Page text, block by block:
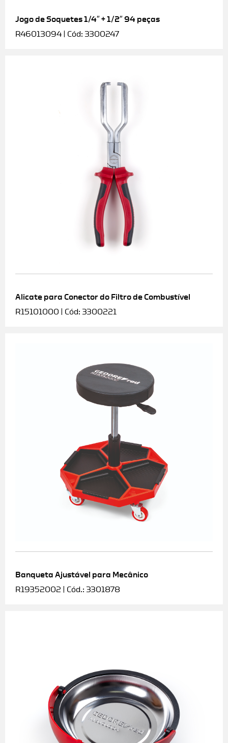
Jogo de Soquetes 1/4″ + 1/2″ 94 peças
R46013094 | Cód: 3300247
Alicate para Conector do Filtro de Combustível
R15101000 | Cód: 3300221
Banqueta Ajustável para Mecânico
R19352002 | Cód.: 3301878